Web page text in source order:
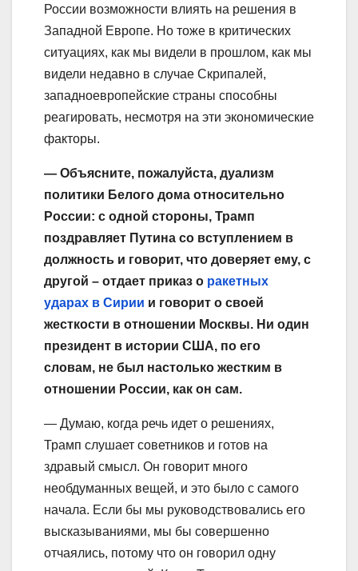
России возможности влиять на решения в
Западной Европе. Но тоже в критических
ситуациях, как мы видели в прошлом, как мы
видели недавно в случае Скрипалей,
западноевропейские страны способны
реагировать, несмотря на эти экономические
факторы.
— Объясните, пожалуйста, дуализм
политики Белого дома относительно
России: с одной стороны, Трамп
поздравляет Путина со вступлением в
должность и говорит, что доверяет ему, с
другой – отдает приказ о ракетных
ударах в Сирии и говорит о своей
жесткости в отношении Москвы. Ни один
президент в истории США, по его
словам, не был настолько жестким в
отношении России, как он сам.
— Думаю, когда речь идет о решениях,
Трамп слушает советников и готов на
здравый смысл. Он говорит много
необдуманных вещей, и это было с самого
начала. Если бы мы руководствовались его
высказываниями, мы бы совершенно
отчаялись, потому что он говорил одну